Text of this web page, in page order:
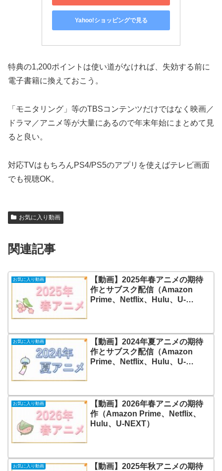
Yahoo!ショッピングで見る
特典の1,200ポイントは使い道がなければ、失効する前に
電子書籍に換えておこう。
「モニタリング」等のTBSコンテンツだけではなく映画／
ドラマ／アニメ等が大量にあるので年末年始にまとめて見
ると良い。
対応TVはもちろんPS4/PS5のアプリを使えばテレビ画面
でも視聴OK。
お気に入り動画
関連記事
お気に入り動画
【動画】2025年春アニメの期待
作とサブスク配信（Amazon
Prime、Netflix、Hulu、U-
お気に入り動画
【動画】2024年夏アニメの期待
作とサブスク配信（Amazon
Prime、Netflix、Hulu、U-
お気に入り動画
【動画】2026年春アニメの期待
作（Amazon Prime、Netflix、
Hulu、U-NEXT）
お気に入り動画
【動画】2025年秋アニメの期待